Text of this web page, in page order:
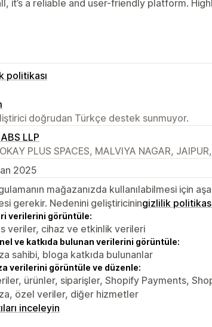
it’s a reliable and user-friendly platform.
politikası
doğrudan Türkçe destek sunmuyor.
LLP
PLUS SPACES, MALVIYA NAGAR,
2025
mağazanızda kullanılabilmesi için
gerekir. Nedenini geliştiriciningizlilik
verilerini görüntüle:
veriler, cihaz ve etkinlik verileri
ve katkıda bulunan verilerini görüntüle:
sahibi, bloga katkıda bulunanlar
verilerini görüntüle ve düzenle:
ürünler, siparişler, Shopify Payments,
özel veriler, diğer hizmetler
inceleyin